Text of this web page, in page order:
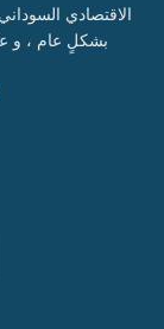
الاقتصادي
بشكلٍ عام ، و